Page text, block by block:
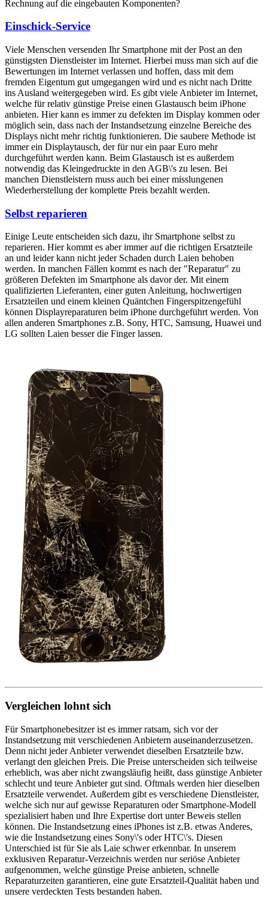
Rechnung auf die eingebauten Komponenten?
Einschick-Service
Viele Menschen versenden Ihr Smartphone mit der Post an den
günstigsten Dienstleister im Internet. Hierbei muss man sich auf die
Bewertungen im Internet verlassen und hoffen, dass mit dem
fremden Eigentum gut umgegangen wird und es nicht nach Dritte
ins Ausland weitergegeben wird. Es gibt viele Anbieter im Internet,
welche für relativ günstige Preise einen Glastausch beim iPhone
anbieten. Hier kann es immer zu defekten im Display kommen oder
möglich sein, dass nach der Instandsetzung einzelne Bereiche des
Displays nicht mehr richtig funktionieren. Die saubere Methode ist
immer ein Displaytausch, der für nur ein paar Euro mehr
durchgeführt werden kann. Beim Glastausch ist es außerdem
notwendig das Kleingedruckte in den AGB\'s zu lesen. Bei
manchen Dienstleistern muss auch bei einer misslungenen
Wiederherstellung der komplette Preis bezahlt werden.
Selbst reparieren
Einige Leute entscheiden sich dazu, ihr Smartphone selbst zu
reparieren. Hier kommt es aber immer auf die richtigen Ersatzteile
an und leider kann nicht jeder Schaden durch Laien behoben
werden. In manchen Fällen kommt es nach der "Reparatur" zu
größeren Defekten im Smartphone als davor der. Mit einem
qualifizierten Lieferanten, einer guten Anleitung, hochwertigen
Ersatzteilen und einem kleinen Quäntchen Fingerspitzengefühl
können Displayreparaturen beim iPhone durchgeführt werden. Von
allen anderen Smartphones z.B. Sony, HTC, Samsung, Huawei und
LG sollten Laien besser die Finger lassen.
Vergleichen lohnt sich
Für Smartphonebesitzer ist es immer ratsam, sich vor der
Instandsetzung mit verschiedenen Anbietern auseinanderzusetzen.
Denn nicht jeder Anbieter verwendet dieselben Ersatzteile bzw.
verlangt den gleichen Preis. Die Preise unterscheiden sich teilweise
erheblich, was aber nicht zwangsläufig heißt, dass günstige Anbieter
schlecht und teure Anbieter gut sind. Oftmals werden hier dieselben
Ersatzteile verwendet. Außerdem gibt es verschiedene Dienstleister,
welche sich nur auf gewisse Reparaturen oder Smartphone-Modell
spezialisiert haben und Ihre Expertise dort unter Beweis stellen
können. Die Instandsetzung eines iPhones ist z.B. etwas Anderes,
wie die Instandsetzung eines Sony\'s oder HTC\'s. Diesen
Unterschied ist für Sie als Laie schwer erkennbar. In unserem
exklusiven Reparatur-Verzeichnis werden nur seriöse Anbieter
aufgenommen, welche günstige Preise anbieten, schnelle
Reparaturzeiten garantieren, eine gute Ersatzteil-Qualität haben und
unsere verdeckten Tests bestanden haben.